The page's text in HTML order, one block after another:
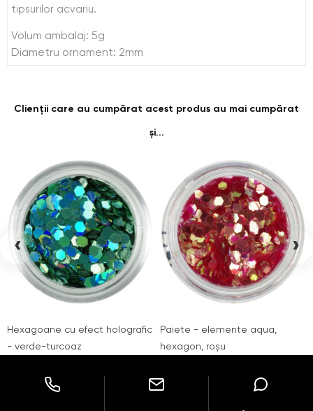
tipsurilor acvariu.
Volum ambalaj: 5g
Diametru ornament: 2mm
Clienții care au cumpărat acest produs au mai cumpărat
și...
Hexagoane cu efect holografic
- verde-turcoaz
Paiete - elemente aqua,
hexagon, roşu
‹ ›